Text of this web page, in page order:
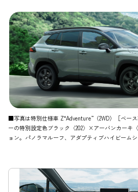
■写真は特別仕様車 Z“Adventure”（2WD）［ベー
ーの特別設定色ブラック〈202〉×アーバンカーキ
ョン。パノラマルーフ、アダプティブハイビーム